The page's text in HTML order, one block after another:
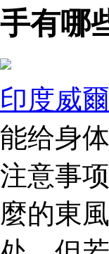
手有哪
印度威
能给身
注意事
麼的東